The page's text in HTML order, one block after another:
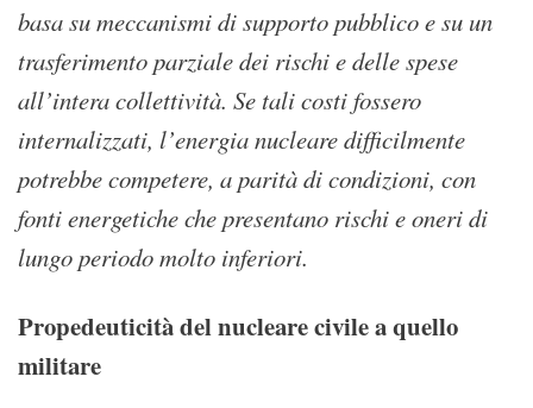
basa su meccanismi di supporto pubblico e su un
trasferimento parziale dei rischi e delle spese
all’intera collettività. Se tali costi fossero
internalizzati, l’energia nucleare difficilmente
potrebbe competere, a parità di condizioni, con
fonti energetiche che presentano rischi e oneri di
lungo periodo molto inferiori.
Propedeuticità del nucleare civile a quello
militare